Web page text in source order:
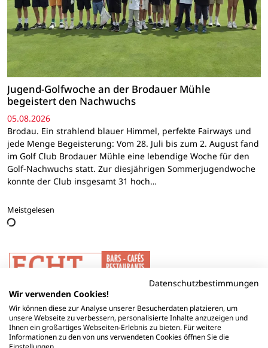
Jugend-Golfwoche an der Brodauer Mühle
begeistert den Nachwuchs
05.08.2026
Brodau. Ein strahlend blauer Himmel, perfekte Fairways und
jede Menge Begeisterung: Vom 28. Juli bis zum 2. August fand
im Golf Club Brodauer Mühle eine lebendige Woche für den
Golf-Nachwuchs statt. Zur diesjährigen Sommerjugendwoche
konnte der Club insgesamt 31 hoch…
Meistgelesen
Datenschutzbestimmungen
Wir verwenden Cookies!
Wir können diese zur Analyse unserer Besucherdaten platzieren, um
unsere Webseite zu verbessern, personalisierte Inhalte anzuzeigen und
Ihnen ein großartiges Webseiten-Erlebnis zu bieten. Für weitere
Informationen zu den von uns verwendeten Cookies öffnen Sie die